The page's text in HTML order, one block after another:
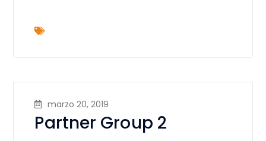
marzo 20, 2019
Partner Group 2